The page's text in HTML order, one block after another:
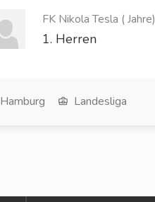
FK Nikola Tesla ( Jahre)
1. Herren
Hamburg Landesliga